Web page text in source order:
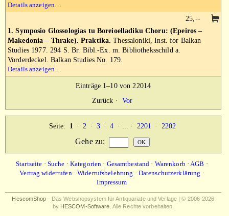
Details anzeigen…
1. Symposio Glossologias tu Boreioelladiku Choru: (Epeiros –
Makedonia – Thrake). Praktika. Thessaloniki, Inst. for Balkan
Studies 1977. 294 S. Br. Bibl.-Ex. m. Bibliotheksschild a.
Vorderdeckel. Balkan Studies No. 179.
Details anzeigen…
25,--
Einträge 1–10 von 22014
Zurück · Vor
Seite: 1 · 2 · 3 · 4 · ... · 2201 · 2202
Gehe zu:
Startseite · Suche · Kategorien · Gesamtbestand · Warenkorb ·AGB ·
Vertrag widerrufen·Widerrufsbelehrung · Datenschutzerklärung ·
Impressum
HescomShop - Das Webshopsystem für Antiquariate und Verlage | © 2006-2026
by HESCOM-Software . Alle Rechte vorbehalten.